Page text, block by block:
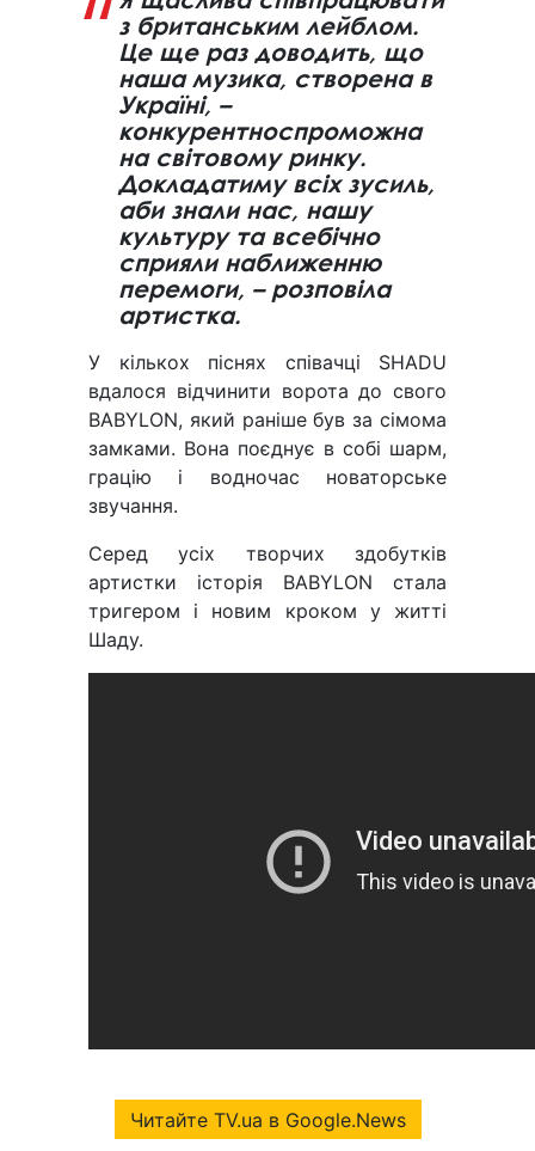
з британським лейблом.
Це ще раз доводить, що
наша музика, створена в
Україні, –
конкурентноспроможна
на світовому ринку.
Докладатиму всіх зусиль,
аби знали нас, нашу
культуру та всебічно
сприяли наближенню
перемоги, – розповіла
артистка.
У кількох піснях співачці SHADU
вдалося відчинити ворота до свого
BABYLON, який раніше був за сімома
замками. Вона поєднує в собі шарм,
грацію і водночас новаторське
звучання.
Серед усіх творчих здобутків
артистки історія BABYLON стала
тригером і новим кроком у житті
Шаду.
Читайте TV.ua в Google.News